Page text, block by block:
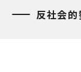
反社会